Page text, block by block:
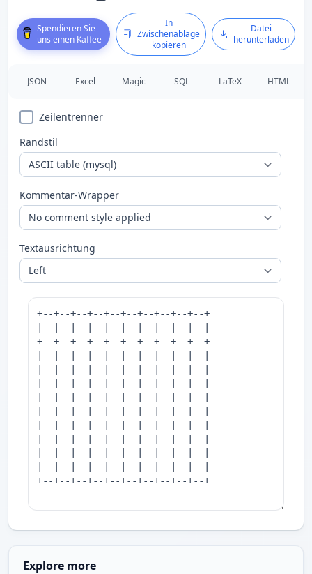
Spendieren Sie
uns einen Kaffee
In
Zwischenablage
kopieren
Datei
herunterladen
JSON Excel Magic SQL LaTeX HTML
Zeilentrenner
Randstil
Kommentar-Wrapper
Textausrichtung
Explore more